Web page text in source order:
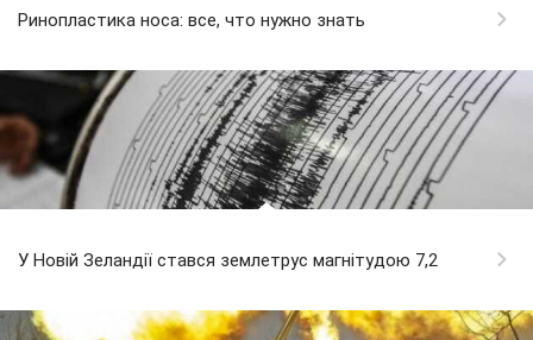
Ринопластика носа: все, что нужно знать
У Новій Зеландії стався землетрус магнітудою 7,2